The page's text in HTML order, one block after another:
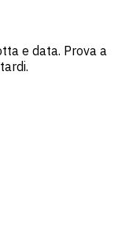
e data. Prova a